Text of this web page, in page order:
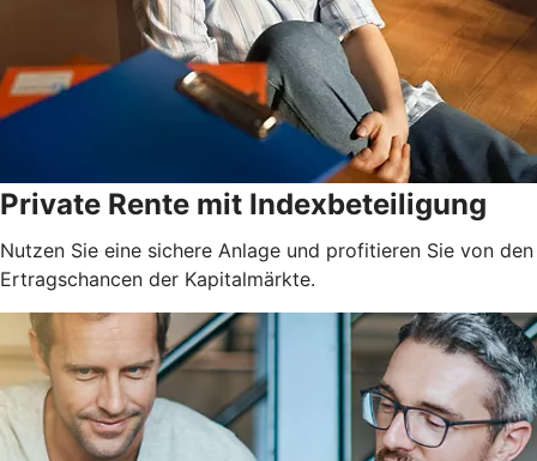
Private Rente mit Indexbeteiligung
Nutzen Sie eine sichere Anlage und profitieren Sie von den
Ertragschancen der Kapitalmärkte.